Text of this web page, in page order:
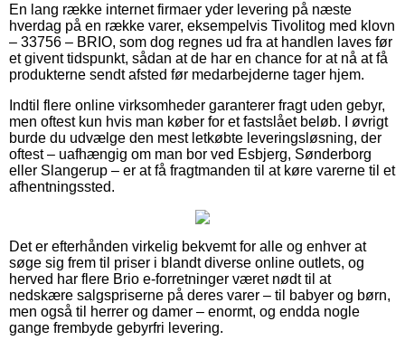
En lang række internet firmaer yder levering på næste
hverdag på en række varer, eksempelvis Tivolitog med klovn
– 33756 – BRIO, som dog regnes ud fra at handlen laves før
et givent tidspunkt, sådan at de har en chance for at nå at få
produkterne sendt afsted før medarbejderne tager hjem.
Indtil flere online virksomheder garanterer fragt uden gebyr,
men oftest kun hvis man køber for et fastslået beløb. I øvrigt
burde du udvælge den mest letkøbte leveringsløsning, der
oftest – uafhængig om man bor ved Esbjerg, Sønderborg
eller Slangerup – er at få fragtmanden til at køre varerne til et
afhentningssted.
Det er efterhånden virkelig bekvemt for alle og enhver at
søge sig frem til priser i blandt diverse online outlets, og
herved har flere Brio e-forretninger været nødt til at
nedskære salgspriserne på deres varer – til babyer og børn,
men også til herrer og damer – enormt, og endda nogle
gange frembyde gebyrfri levering.